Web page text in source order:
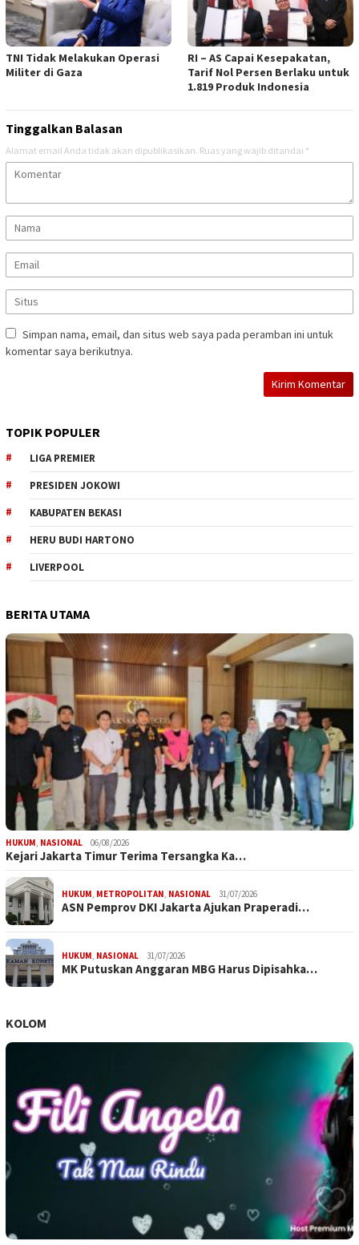
TNI Tidak Melakukan Operasi
Militer di Gaza
RI – AS Capai Kesepakatan,
Tarif Nol Persen Berlaku untuk
1.819 Produk Indonesia
Tinggalkan Balasan
Alamat email Anda tidak akan dipublikasikan. Ruas yang wajib ditandai *
Simpan nama, email, dan situs web saya pada peramban ini untuk
komentar saya berikutnya.
TOPIK POPULER
LIGA PREMIER
PRESIDEN JOKOWI
KABUPATEN BEKASI
HERU BUDI HARTONO
LIVERPOOL
BERITA UTAMA
HUKUM, NASIONAL 06/08/2026
Kejari Jakarta Timur Terima Tersangka Ka…
HUKUM, METROPOLITAN, NASIONAL 31/07/2026
ASN Pemprov DKI Jakarta Ajukan Praperadi…
HUKUM, NASIONAL 31/07/2026
MK Putuskan Anggaran MBG Harus Dipisahka…
KOLOM